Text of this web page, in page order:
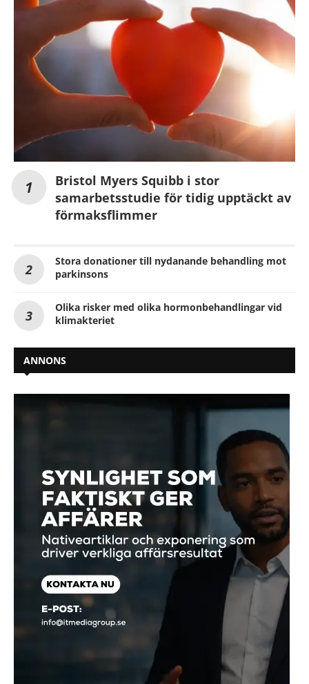
Bristol Myers Squibb i stor
samarbetsstudie för tidig upptäckt av
förmaksflimmer
Stora donationer till nydanande behandling mot
parkinsons
Olika risker med olika hormonbehandlingar vid
klimakteriet
ANNONS